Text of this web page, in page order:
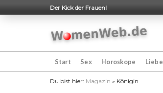
to
Der Kick der Frauen!
Start Sex Horoskope Liebe
Du bist hier: Magazin » Königin